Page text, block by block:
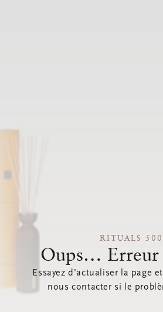
RITUALS 500
Oups… Erreur
Essayez d’actualiser la page
nous contacter si le